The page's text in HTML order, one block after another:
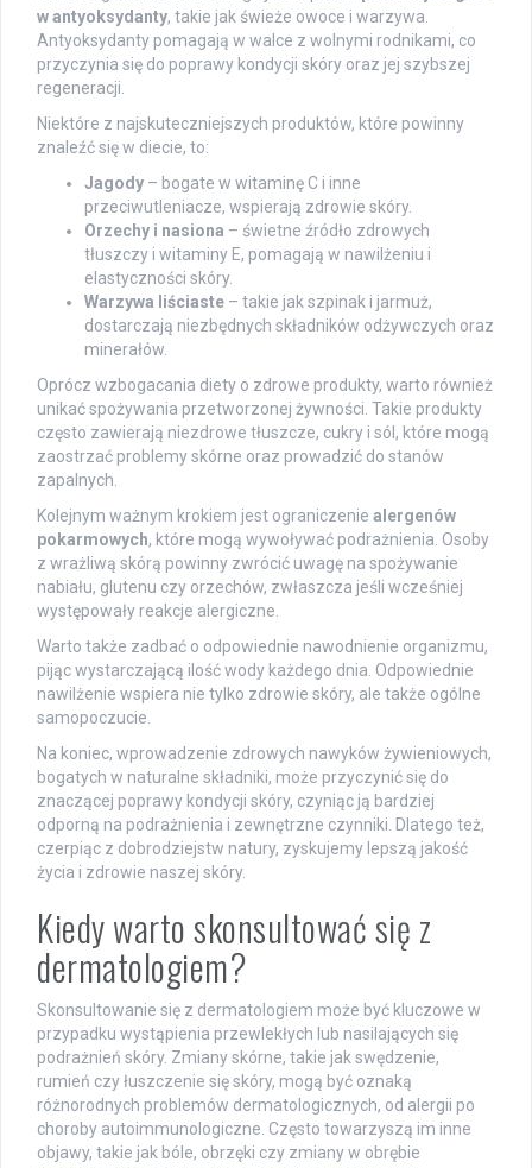
w antyoksydanty, takie jak świeże owoce i warzywa.
Antyoksydanty pomagają w walce z wolnymi rodnikami, co
przyczynia się do poprawy kondycji skóry oraz jej szybszej
regeneracji.
Niektóre z najskuteczniejszych produktów, które powinny
znaleźć się w diecie, to:
Jagody – bogate w witaminę C i inne
przeciwutleniacze, wspierają zdrowie skóry.
Orzechy i nasiona – świetne źródło zdrowych
tłuszczy i witaminy E, pomagają w nawilżeniu i
elastyczności skóry.
Warzywa liściaste – takie jak szpinak i jarmuż,
dostarczają niezbędnych składników odżywczych oraz
minerałów.
Oprócz wzbogacania diety o zdrowe produkty, warto również
unikać spożywania przetworzonej żywności. Takie produkty
często zawierają niezdrowe tłuszcze, cukry i sól, które mogą
zaostrzać problemy skórne oraz prowadzić do stanów
zapalnych.
Kolejnym ważnym krokiem jest ograniczenie alergenów
pokarmowych, które mogą wywoływać podrażnienia. Osoby
z wrażliwą skórą powinny zwrócić uwagę na spożywanie
nabiału, glutenu czy orzechów, zwłaszcza jeśli wcześniej
występowały reakcje alergiczne.
Warto także zadbać o odpowiednie nawodnienie organizmu,
pijąc wystarczającą ilość wody każdego dnia. Odpowiednie
nawilżenie wspiera nie tylko zdrowie skóry, ale także ogólne
samopoczucie.
Na koniec, wprowadzenie zdrowych nawyków żywieniowych,
bogatych w naturalne składniki, może przyczynić się do
znaczącej poprawy kondycji skóry, czyniąc ją bardziej
odporną na podrażnienia i zewnętrzne czynniki. Dlatego też,
czerpiąc z dobrodziejstw natury, zyskujemy lepszą jakość
życia i zdrowie naszej skóry.
Kiedy warto skonsultować się z
dermatologiem?
Skonsultowanie się z dermatologiem może być kluczowe w
przypadku wystąpienia przewlekłych lub nasilających się
podrażnień skóry. Zmiany skórne, takie jak swędzenie,
rumień czy łuszczenie się skóry, mogą być oznaką
różnorodnych problemów dermatologicznych, od alergii po
choroby autoimmunologiczne. Często towarzyszą im inne
objawy, takie jak bóle, obrzęki czy zmiany w obrębie